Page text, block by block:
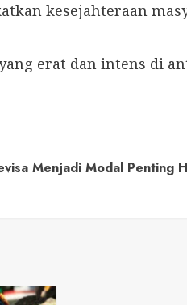
kesejahteraan
erat dan intens di
Menjadi Modal Penting